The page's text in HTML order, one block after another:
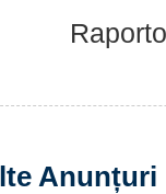
Anunțuri